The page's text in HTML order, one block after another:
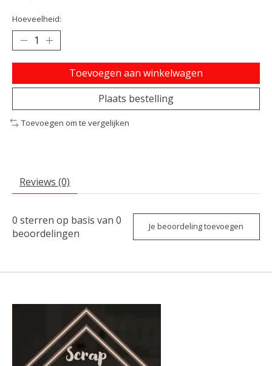
Hoeveelheid:
Toevoegen aan winkelwagen
Plaats bestelling
Toevoegen om te vergelijken
Reviews (0)
0 sterren op basis van 0
beoordelingen
Je beoordeling toevoegen